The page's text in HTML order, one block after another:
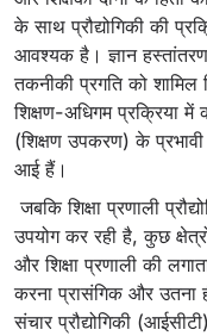
के साथ प्रौद्योगिकी की
आवश्यक है। ज्ञान
तकनीकी प्रगति को
शिक्षण-अधिगम प्रक्रिया में
(शिक्षण उपकरण) के
आई हैं।
जबकि शिक्षा प्रणाली
उपयोग कर रही है, कुछ
और शिक्षा प्रणाली की
करना प्रासंगिक और उतना
संचार प्रौद्योगिकी